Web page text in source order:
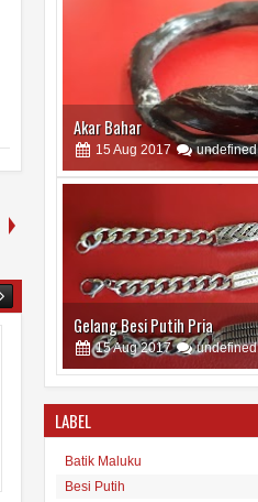
Akar Bahar
15 Aug 2017 undefined
Gelang Besi Putih Pria
15Aug 2017 undefined
LABEL
Batik Maluku
Besi Putih